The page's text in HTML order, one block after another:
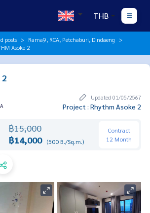
THB
posts
Rama9, RCA, Petchaburi, Dindaeng
Asoke 2
Updated 01/05/2567
Project : Rhythm Asoke 2
฿15,000
฿14,000 (500 B./Sq.m.)
Contract
12 Month